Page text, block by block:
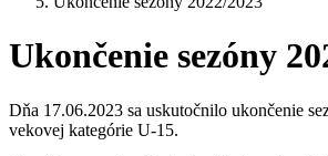
Ukončenie sezóny
Dňa 17.06.2023 sa uskutočnilo ukončenie
vekovej kategórie U-15.